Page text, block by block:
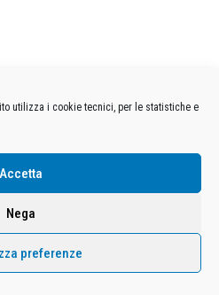
utilizza i cookie tecnici, per le statistiche e
Accetta
Nega
preferenze